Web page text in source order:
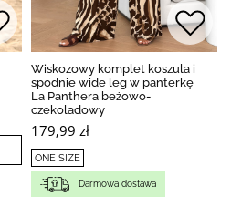
Wiskozowy komplet koszula i
spodnie wide leg w panterkę
La Panthera beżowo-
czekoladowy
179,99 zł
ONE SIZE
Darmowa dostawa